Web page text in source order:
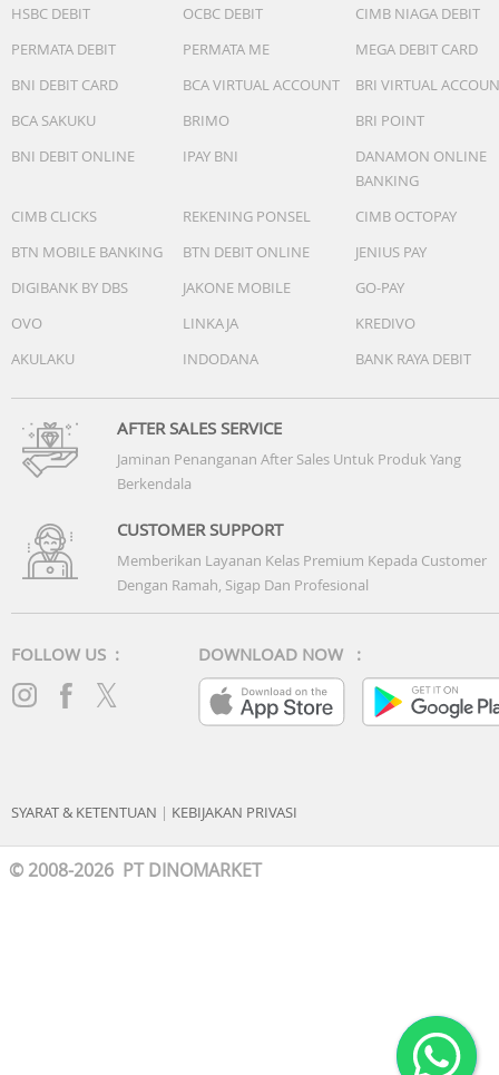
HSBC DEBIT
OCBC DEBIT
CIMB NIAGA DEBIT
PERMATA DEBIT
PERMATA ME
MEGA DEBIT CARD
BNI DEBIT CARD
BCA VIRTUAL ACCOUNT
BRI VIRTUAL
BCA SAKUKU
BRIMO
BRI POINT
BNI DEBIT ONLINE
IPAY BNI
DANAMON ONLINE
BANKING
CIMB CLICKS
REKENING PONSEL
CIMB OCTOPAY
BTN MOBILE BANKING
BTN DEBIT ONLINE
JENIUS PAY
DIGIBANK BY DBS
JAKONE MOBILE
GO-PAY
OVO
LINKAJA
KREDIVO
AKULAKU
INDODANA BANK RAYA DEBIT
AFTER SALES SERVICE
Jaminan Penanganan After Sales Untuk Produk Yang
Berkendala
CUSTOMER SUPPORT
Memberikan Layanan Kelas Premium Kepada Customer
Dengan Ramah, Sigap Dan Profesional
FOLLOW US : DOWNLOAD NOW :
SYARAT & KETENTUAN | KEBIJAKAN PRIVASI
© 2008-2026 PT DINOMARKET